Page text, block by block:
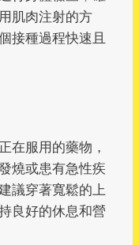
肌肉注射的方
接種過程快速且
在服用的藥物，
燒或患有急性疾
議穿著寬鬆的上
良好的休息和營